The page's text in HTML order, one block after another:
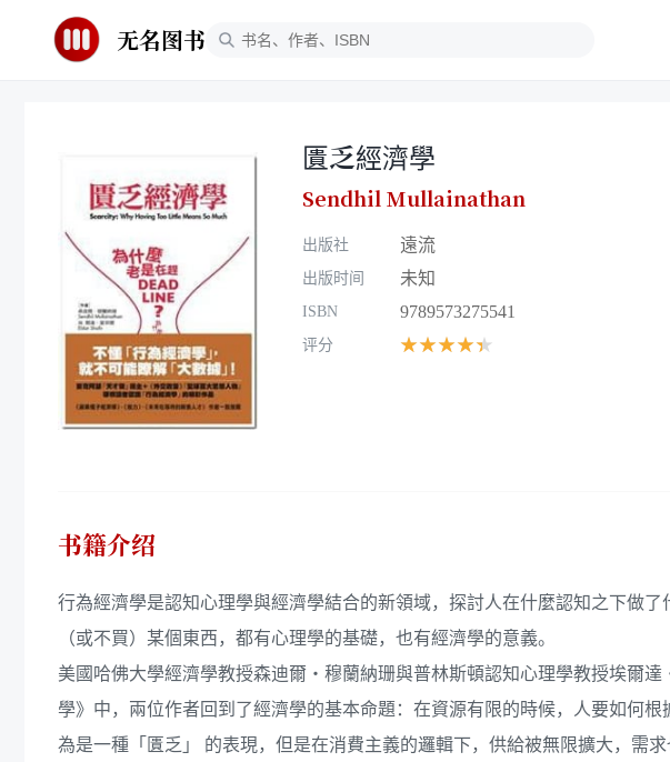
无名图书
匱乏經濟學
Sendhil Mullainathan
出版社 遠流
出版时间 未知
ISBN 9789573275541
评分 ★★★★★
书籍介绍
行為經濟學是認知心理學與經濟學結合的新領域，探討人在什麼認知之下做
（或不買）某個東西，都有心理學的基礎，也有經濟學的意義。
美國哈佛大學經濟學教授森迪爾‧穆蘭納珊與普林斯頓認知心理學教授埃爾
學》中，兩位作者回到了經濟學的基本命題：在資源有限的時候，人要如何
為是一種「匱乏」 的表現，但是在消費主義的邏輯下，供給被無限擴大，需